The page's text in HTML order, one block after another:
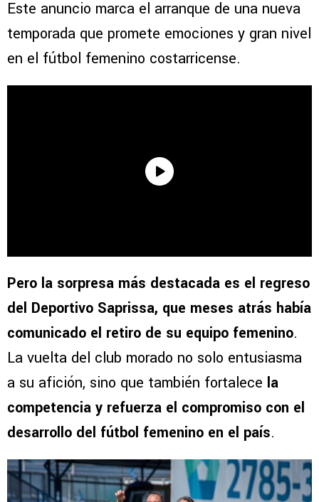
Este anuncio marca el arranque de una nueva
temporada que promete emociones y gran nivel
en el fútbol femenino costarricense.
Pero la sorpresa más destacada es el regreso
del Deportivo Saprissa, que meses atrás había
comunicado el retiro de su equipo femenino.
La vuelta del club morado no solo entusiasma
a su afición, sino que también fortalece la
competencia y refuerza el compromiso con el
desarrollo del fútbol femenino en el país.